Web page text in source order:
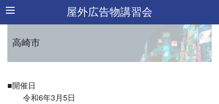
屋外広告物講習会
高崎市
■開催日
令和6年3月5日